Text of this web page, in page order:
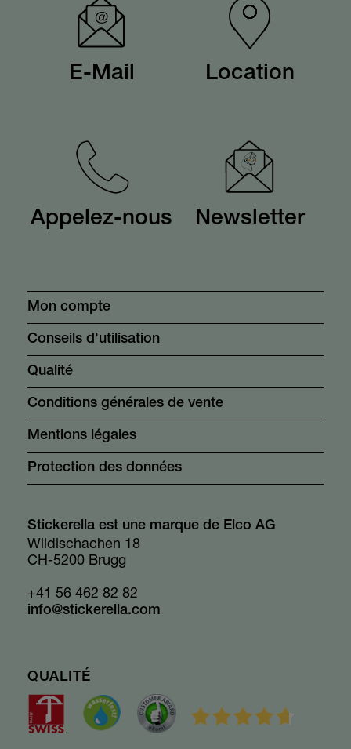
E-Mail Location
Appelez-nous Newsletter
Mon compte
Conseils d'utilisation
Qualité
Conditions générales de vente
Mentions légales
Protection des données
Stickerella est une marque de Elco AG
Wildischachen 18
CH-5200 Brugg
+41 56 462 82 82
info@stickerella.com
QUALITÉ